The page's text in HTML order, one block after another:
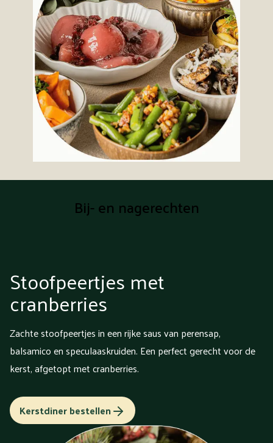
Bij- en nagerechten
Stoofpeertjes met
cranberries
Zachte stoofpeertjes in een rijke saus van perensap,
balsamico en speculaaskruiden. Een perfect gerecht voor de
kerst, afgetopt met cranberries.
Kerstdiner bestellen